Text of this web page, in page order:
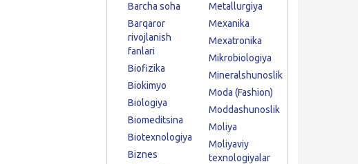
Barcha soha
Barqaror
rivojlanish
fanlari
Biofizika
Biokimyo
Biologiya
Biomeditsina
Biotexnologiya
Biznes
Metallurgiya
Mexanika
Mexatronika
Mikrobiologiya
Mineralshunoslik
Moda (Fashion)
Moddashunoslik
Moliya
Moliyaviy
texnologiyalar